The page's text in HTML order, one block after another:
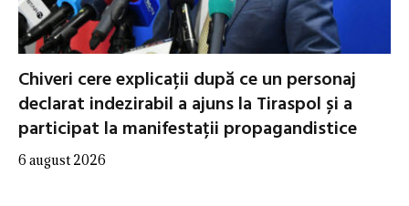
Chiveri cere explicații după ce un personaj
declarat indezirabil a ajuns la Tiraspol și a
participat la manifestații propagandistice
6 august 2026